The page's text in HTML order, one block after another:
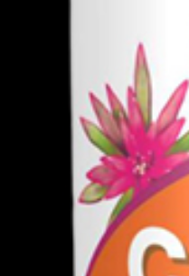
οποίο είναι
παρέχει αναλογία
DHA και EPA που
θα βιώσετε από τη
3 Fish Oil 480
στην οξείδωση.
480 EPA/240 DHA Οφέλη
στο Pure